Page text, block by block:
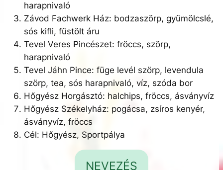
harapnivaló
Závod Fachwerk Ház: bodzaszörp, gyümölcslé,
sós kifli, füstölt áru
Tevel Veres Pincészet: fröccs, szörp,
harapnivaló
Tevel Jáhn Pince: füge levél szörp, levendula
szörp, tea, sós harapnivaló, víz, szóda bor
Hőgyész Horgásztó: halchips, fröccs, ásványvíz
Hőgyész Székelyház: pogácsa, zsíros kenyér,
ásványvíz, fröccs
Cél: Hőgyész, Sportpálya
NEVEZÉS